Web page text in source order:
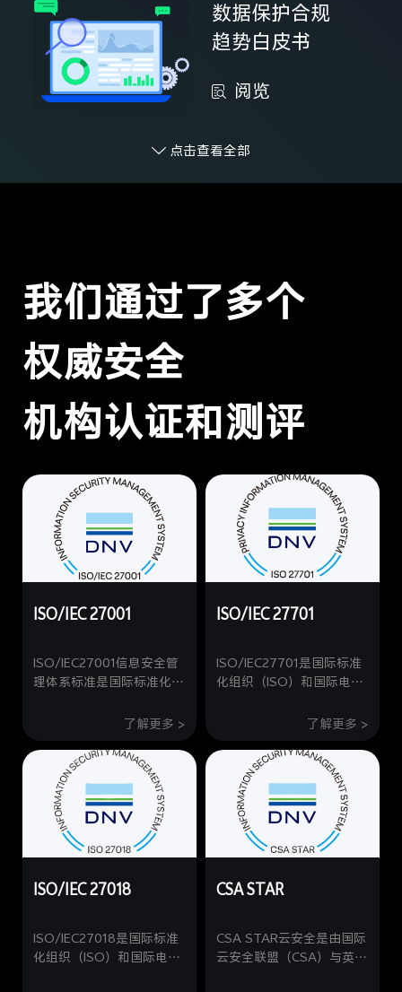
数据保护合规
趋势白皮书
阅览
点击查看全部
我们通过了多个
权威安全
机构认证和测评
ISO/IEC 27001
ISO/IEC27001信息安全管
理体系标准是国际标准化组
会(IEC)联合发布的信息安
该体系标准认证，标志着
vivo在云服务、
OriginOS、i主题、i音乐、i
管家、Jovi语音、vivo账
号、应用商店、i视频、
vivo浏览器、游戏中心等业
面，已达到国际标准要求的
了解更多 >
ISO/IEC 27701
ISO/IEC27701是国际标准
化组织（ISO）和国际电工
球首个专注于隐私信息管理
获得该体系标准认证，标志
着vivo在云服务、
OriginOS、i主题、i音乐、i
管家、Jovi语音、vivo账
号、应用商店、i视频、
vivo浏览器、游戏中心等业
面，已达到国际标准要求的
了解更多 >
ISO/IEC 27018
ISO/IEC27018是国际标准
化组织（ISO）和国际电工
CSA STAR
CSA STAR云安全是由国际
云安全联盟（CSA）与英国